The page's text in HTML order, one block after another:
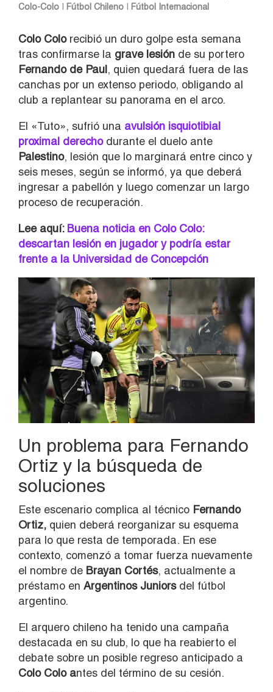
Colo-Colo
Fútbol Chileno Fútbol Internacional
Colo Colorecibió un duro golpe esta semana
tras confirmarse la grave lesión de su portero
Fernando de Paul, quien quedará fuera de las
canchas por un extenso periodo, obligando al
club a replantear su panorama en el arco.
El «Tuto», sufrió una avulsión isquiotibial
proximal derechodurante el duelo ante
Palestino, lesión que lo marginará entre cinco y
seis meses, según se informó, ya que deberá
ingresar a pabellón y luego comenzar un largo
proceso de recuperación.
Lee aquí: Buena noticia en Colo Colo:
descartan lesión en jugador y podría estar
frente a la Universidad de Concepción
Un problema para Fernando
Ortiz y la búsqueda de
soluciones
Este escenario complica al técnico Fernando
Ortiz, quien deberá reorganizar su esquema
para lo que resta de temporada. En ese
contexto, comenzó a tomar fuerza nuevamente
el nombre de Brayan Cortés, actualmente a
préstamo en Argentinos Juniorsdel fútbol
argentino.
El arquero chileno ha tenido una campaña
destacada en su club, lo que ha reabierto el
debate sobre un posible regreso anticipado a
Colo Colo antes del término de su cesión.